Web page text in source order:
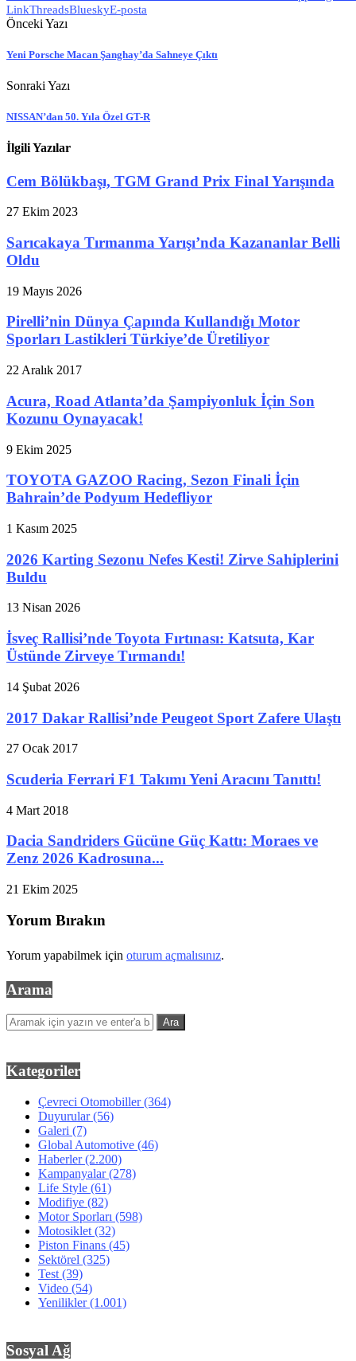
LinkThreadsBlueskyE-posta
Önceki Yazı
Yeni Porsche Macan Şanghay’da Sahneye Çıktı
Sonraki Yazı
NISSAN’dan 50. Yıla Özel GT-R
İlgili Yazılar
Cem Bölükbaşı, TGM Grand Prix Final Yarışında
27 Ekim 2023
Sarıcakaya Tırmanma Yarışı’nda Kazananlar Belli
Oldu
19 Mayıs 2026
Pirelli’nin Dünya Çapında Kullandığı Motor
Sporları Lastikleri Türkiye’de Üretiliyor
22 Aralık 2017
Acura, Road Atlanta’da Şampiyonluk İçin Son
Kozunu Oynayacak!
9 Ekim 2025
TOYOTA GAZOO Racing, Sezon Finali İçin
Bahrain’de Podyum Hedefliyor
1 Kasım 2025
2026 Karting Sezonu Nefes Kesti! Zirve Sahiplerini
Buldu
13 Nisan 2026
İsveç Rallisi’nde Toyota Fırtınası: Katsuta, Kar
Üstünde Zirveye Tırmandı!
14 Şubat 2026
2017 Dakar Rallisi’nde Peugeot Sport Zafere Ulaştı
27 Ocak 2017
Scuderia Ferrari F1 Takımı Yeni Aracını Tanıttı!
4 Mart 2018
Dacia Sandriders Gücüne Güç Kattı: Moraes ve
Zenz 2026 Kadrosuna...
21 Ekim 2025
Yorum Bırakın
Yorum yapabilmek için oturum açmalısınız.
Arama
Kategoriler
Çevreci Otomobiller(364)
Duyurular(56)
Galeri (7)
Global Automotive (46)
Haberler(2.200)
Kampanyalar(278)
Life Style (61)
Modifiye (82)
Motor Sporları (598)
Motosiklet (32)
Piston Finans (45)
Sektörel (325)
Test (39)
Video (54)
Yenilikler(1.001)
Sosyal Ağ